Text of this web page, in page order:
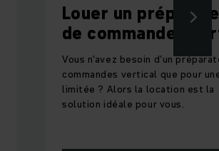
Louer un préparateur
de commandes vertical
Vous n'avez besoin d'un préparateur de
commandes vertical que pour une durée
limitée ? Alors la location est la
solution idéale pour vous.